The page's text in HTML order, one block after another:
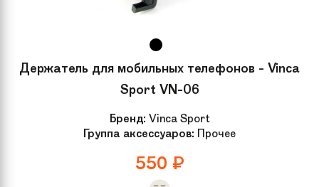
Держатель для мобильных телефонов - Vinca
Sport VN-06
Бренд: Vinca Sport
Группа аксессуаров: Прочее
550 ₽